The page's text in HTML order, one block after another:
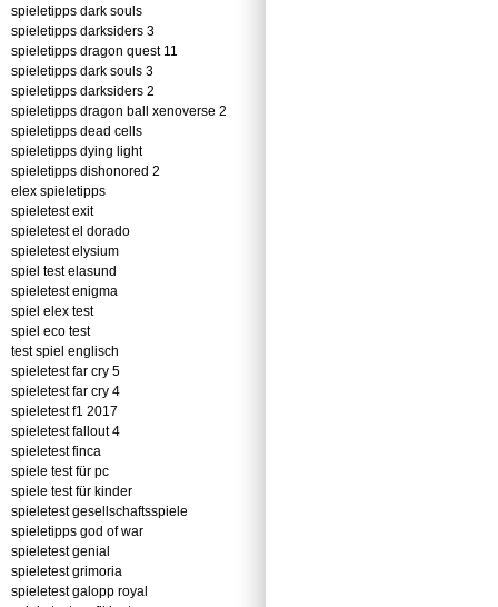
spieletipps dark souls
spieletipps darksiders 3
spieletipps dragon quest 11
spieletipps dark souls 3
spieletipps darksiders 2
spieletipps dragon ball xenoverse 2
spieletipps dead cells
spieletipps dying light
spieletipps dishonored 2
elex spieletipps
spieletest exit
spieletest el dorado
spieletest elysium
spiel test elasund
spieletest enigma
spiel elex test
spiel eco test
test spiel englisch
spieletest far cry 5
spieletest far cry 4
spieletest f1 2017
spieletest fallout 4
spieletest finca
spiele test für pc
spiele test für kinder
spieletest gesellschaftsspiele
spieletipps god of war
spieletest genial
spieletest grimoria
spieletest galopp royal